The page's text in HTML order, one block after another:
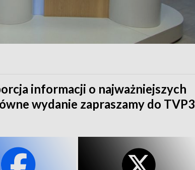
informacji o najważniejszych
wydanie zapraszamy do TVP3